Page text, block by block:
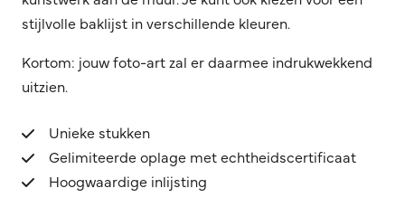
stijlvolle baklijst in verschillende kleuren.
Kortom: jouw foto-art zal er daarmee indrukwekkend
uitzien.
Unieke stukken
Gelimiteerde oplage met echtheidscertificaat
Hoogwaardige inlijsting